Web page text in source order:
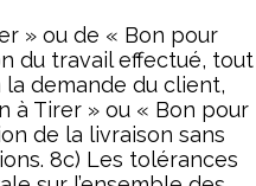
» ou de « Bon pour
du travail effectué, tout
la demande du client,
à Tirer » ou « Bon pour
de la livraison sans
8c) Les tolérances